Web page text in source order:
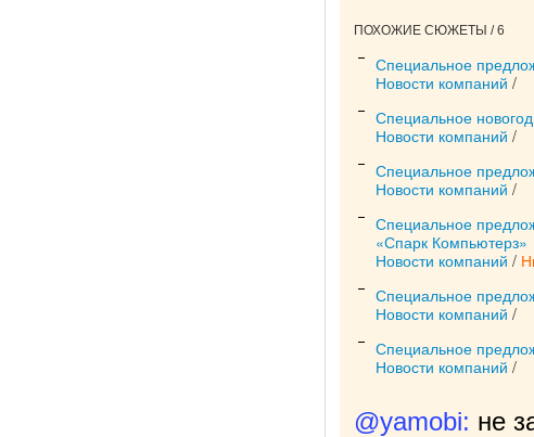
ПОХОЖИЕ СЮЖЕТЫ / 6
Специальное
Новости компаний /
Специальное
Новости компаний /
Специальное
Новости компаний /
Специальное
«Спарк Компьютерз»
Новости компаний /
Специальное
Новости компаний /
Специальное
Новости компаний /
@yamobi: не